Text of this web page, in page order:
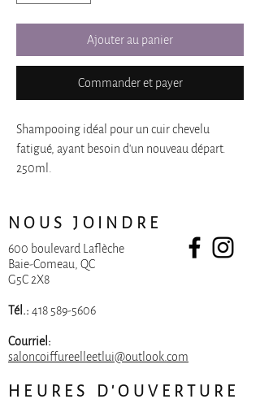
Ajouter au panier
Commander et payer
Shampooing idéal pour un cuir chevelu
fatigué, ayant besoin d'un nouveau départ.
250ml.
NOUS JOINDRE
600 boulevard Laflèche
Baie-Comeau, QC
G5C 2X8
Tél.: 418 589-5606
Courriel:
saloncoiffureelleetlui@outlook.com
HEURES D'OUVERTURE